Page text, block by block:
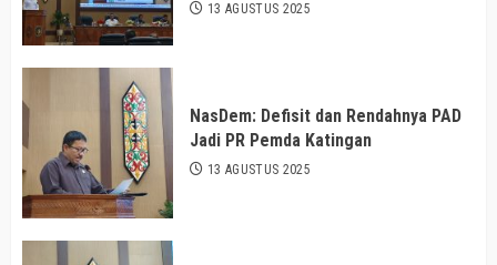
13 AGUSTUS 2025
NasDem: Defisit dan Rendahnya PAD
Jadi PR Pemda Katingan
13 AGUSTUS 2025